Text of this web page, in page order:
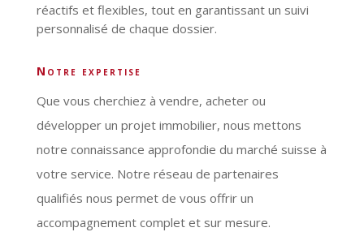
réactifs et flexibles, tout en garantissant un suivi
personnalisé de chaque dossier.
notre expertise
Que vous cherchiez à vendre, acheter ou
développer un projet immobilier, nous mettons
notre connaissance approfondie du marché suisse à
votre service. Notre réseau de partenaires
qualifiés nous permet de vous offrir un
accompagnement complet et sur mesure.